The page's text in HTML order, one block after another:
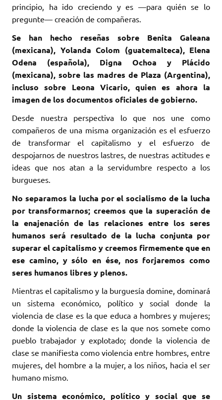
principio, ha ido creciendo y es —para quién se lo
pregunte— creación de compañeras.
Se han hecho reseñas sobre Benita Galeana
(mexicana), Yolanda Colom (guatemalteca), Elena
Odena (española), Digna Ochoa y Plácido
(mexicana), sobre las madres de Plaza (Argentina),
incluso sobre Leona Vicario, quien es ahora la
imagen de los documentos oficiales de gobierno.
Desde nuestra perspectiva lo que nos une como
compañeros de una misma organización es el esfuerzo
de transformar el capitalismo y el esfuerzo de
despojarnos de nuestros lastres, de nuestras actitudes e
ideas que nos atan a la servidumbre respecto a los
burgueses.
No separamos la lucha por el socialismo de la lucha
por transformarnos; creemos que la superación de
la enajenación de las relaciones entre los seres
humanos será resultado de la lucha conjunta por
superar el capitalismo y creemos firmemente que en
ese camino, y sólo en ése, nos forjaremos como
seres humanos libres y plenos.
Mientras el capitalismo y la burguesía domine, dominará
un sistema económico, político y social donde la
violencia de clase es la que educa a hombres y mujeres;
donde la violencia de clase es la que nos somete como
pueblo trabajador y explotado; donde la violencia de
clase se manifiesta como violencia entre hombres, entre
mujeres, del hombre a la mujer, a los niños, hacia el ser
humano mismo.
Un sistema económico, político y social que se